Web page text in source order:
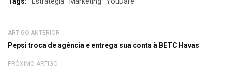
ARTIGO ANTERIOR
Pepsi troca de agência e entrega sua conta à BETC Havas
PRÓXIMO ARTIGO